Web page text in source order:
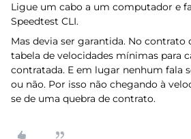
Ligue um cabo a um computador e
Speedtest CLI.
Mas devia ser garantida. No contrato
tabela de velocidades mínimas para
contratada. E em lugar nenhum fala
ou não. Por isso não chegando à
se de uma quebra de contrato.